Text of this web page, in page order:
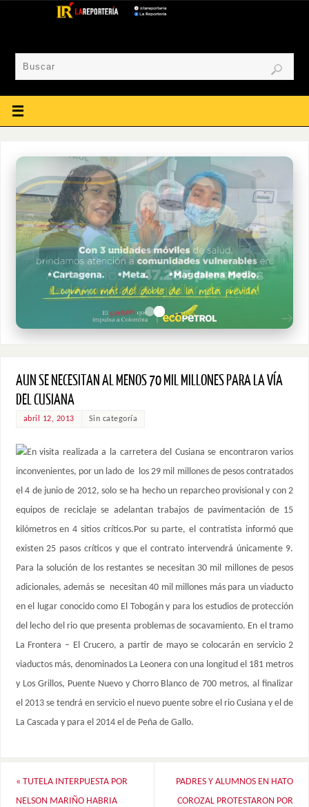
AUN SE NECESITAN AL MENOS 70 MIL MILLONES PARA LA VÍA
DEL CUSIANA
abril 12, 2013 Sin categoría
En visita realizada a la carretera del Cusiana se encontraron varios
inconvenientes, por un lado de los 29 mil millones de pesos contratados
el 4 de junio de 2012, solo se ha hecho un reparcheo provisional y con 2
equipos de reciclaje se adelantan trabajos de pavimentación de 15
kilómetros en 4 sitios críticos.Por su parte, el contratista informó que
existen 25 pasos críticos y que el contrato intervendrá únicamente 9.
Para la solución de los restantes se necesitan 30 mil millones de pesos
adicionales, además se necesitan 40 mil millones más para un viaducto
en el lugar conocido como El Tobogán y para los estudios de protección
del lecho del rio que presenta problemas de socavamiento. En el tramo
La Frontera – El Crucero, a partir de mayo se colocarán en servicio 2
viaductos más, denominados La Leonera con una longitud el 181 metros
y Los Grillos, Puente Nuevo y Chorro Blanco de 700 metros, al finalizar
el 2013 se tendrá en servicio el nuevo puente sobre el rio Cusiana y el de
La Cascada y para el 2014 el de Peña de Gallo.
« TUTELA INTERPUESTA POR
NELSON MARIÑO HABRIA
PADRES Y ALUMNOS EN HATO
COROZAL PROTESTARON POR